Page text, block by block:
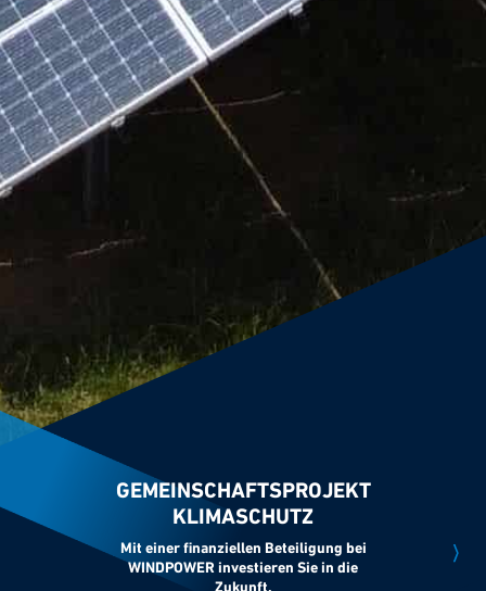
GEMEINSCHAFTSPROJEKT
KLIMASCHUTZ
Mit einer finanziellen Beteiligung bei
WINDPOWER investieren Sie in die